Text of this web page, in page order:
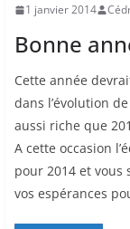
1 janvier 2014
Bonne
Cette année
dans l’évolution
aussi riche que
A cette occasion
pour 2014 et vous
vos espérances